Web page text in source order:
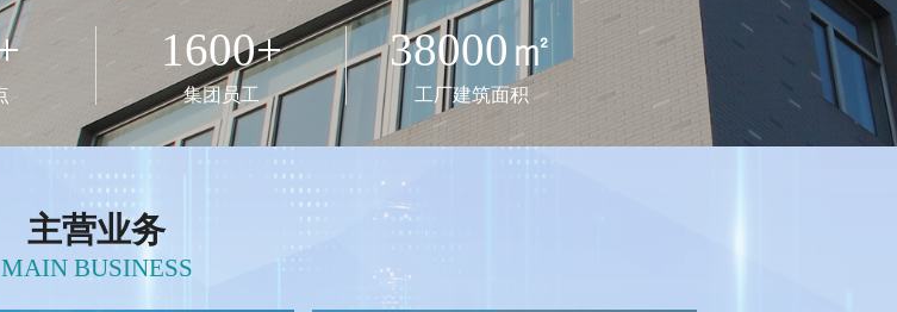
污染源废气中30种VOCs测定需求
2026-05-11
2022-04-061600+
集团员工
38000㎡
工厂建筑面积
主营业务
MAIN BUSINESS